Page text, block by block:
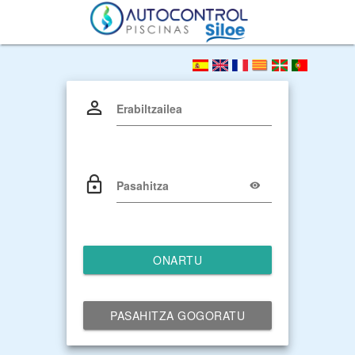
Erabiltzailea
Pasahitza
ONARTU
PASAHITZA GOGORATU